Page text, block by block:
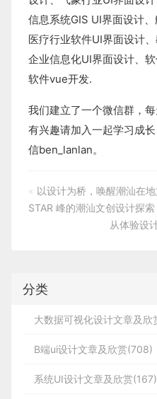
信息系统GIS UI界面设计
医疗行业软件UI界面设计
企业信息化UI界面设计、
软件vue开发.
我们建立了一个微信群，
有兴趣请加入一起学习成
信ben_lanlan。
« 以设计为桥，唤醒潮汕在
STAR 峰的潮汕文创设计探索
从体验设
分类
大数据可视化设计文章及欣
B端ui设计文章及欣赏(708)
系统UI设计文章及欣赏(167)